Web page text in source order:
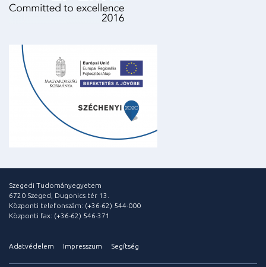
Szegedi Tudományegyetem
6720 Szeged, Dugonics tér 13.
Központi telefonszám: (+36-62) 544-000
Központi fax: (+36-62) 546-371
Adatvédelem Impresszum Segítség